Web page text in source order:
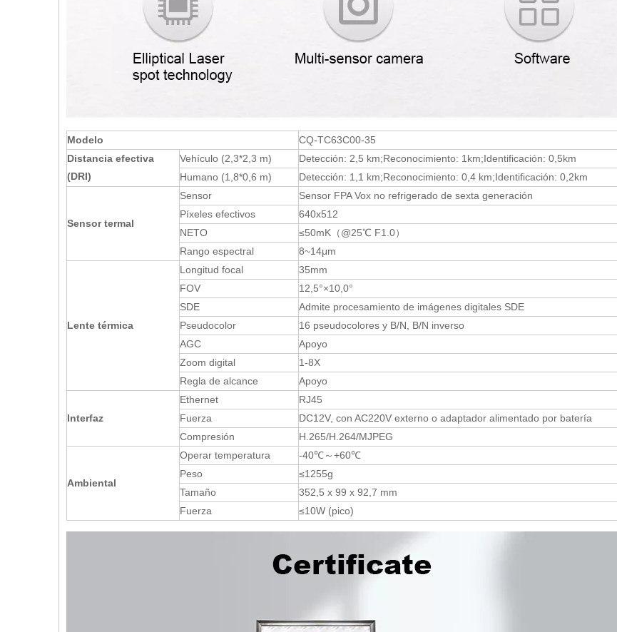
Modelo
CQ-TC63C00-35
Distancia efectiva
(DRI)
Vehículo (2,3*2,3 m)
Detección: 2,5 km;Reconocimiento: 1km;Identificación: 0,5km
Humano (1,8*0,6 m)
Detección: 1,1 km;Reconocimiento: 0,4 km;Identificación: 0,2km
Sensor termal
Sensor
Sensor FPA Vox no refrigerado de sexta generación
Píxeles efectivos
640x512
NETO
≤50mK（@25℃ F1.0）
Rango espectral
8~14μm
Lente térmica
Longitud focal
35mm
FOV
12,5°×10,0°
SDE
Admite procesamiento de imágenes digitales SDE
Pseudocolor
16 pseudocolores y B/N, B/N inverso
AGC
Apoyo
Zoom digital
1-8X
Regla de alcance
Apoyo
Interfaz
Ethernet
RJ45
Fuerza
DC12V, con AC220V externo o adaptador alimentado por batería
Compresión
H.265/H.264/MJPEG
Ambiental
Operar temperatura
-40℃～+60℃
Peso
≤1255g
Tamaño
352,5 x 99 x 92,7 mm
Fuerza
≤10W (pico)